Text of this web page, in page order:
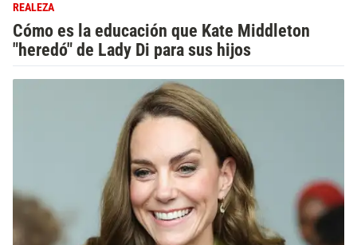
REALEZA
Cómo es la educación que Kate Middleton
"heredó" de Lady Di para sus hijos